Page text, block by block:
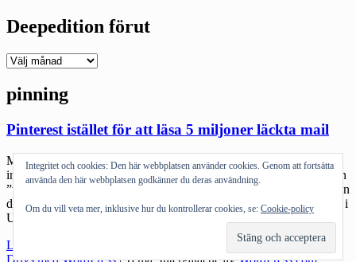
Deepedition förut
Deepedition
pinning
Pinterest istället för att läsa 5 miljoner läckta mail
Medan Wikileaks släpper 5 miljoner mail från Stratfor, ett företag
inom global intelligence (kan inte låta bli att tycka att översättningen
”visselblåsare” för ”whistleblower” är lite fånig) så pinnar jag mellan
de olika projekten (det är en del att stå i inför att jag ska heltid gå in i
United Power). Pinterest är rena knarket […]
Läs mer
istället
Drivs med WordPress |Tema: Intergalactic avWordPress.com.
Integritet och cookies: Den här webbplatsen använder cookies. Genom att fortsätta
använda den här webbplatsen godkänner du deras användning.
Om du vill veta mer, inklusive hur du kontrollerar cookies, se: Cookie-policy